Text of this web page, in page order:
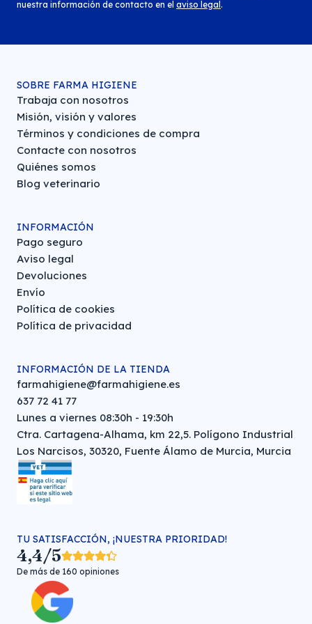
nuestra información de contacto en el aviso legal .
SOBRE FARMA HIGIENE
Trabaja con nosotros
Misión, visión y valores
Términos y condiciones de compra
Contacte con nosotros
Quiénes somos
Blog veterinario
INFORMACIÓN
Pago seguro
Aviso legal
Devoluciones
Envío
Política de cookies
Política de privacidad
INFORMACIÓN DE LA TIENDA
farmahigiene@farmahigiene.es
637 72 41 77
Lunes a viernes 08:30h - 19:30h
Ctra. Cartagena-Alhama, km 22,5. Polígono Industrial
Los Narcisos, 30320, Fuente Álamo de Murcia, Murcia
TU SATISFACCIÓN, ¡NUESTRA PRIORIDAD!
4,4/5
De más de 160 opiniones